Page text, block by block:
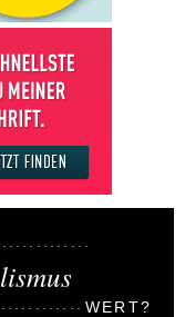
WERT?